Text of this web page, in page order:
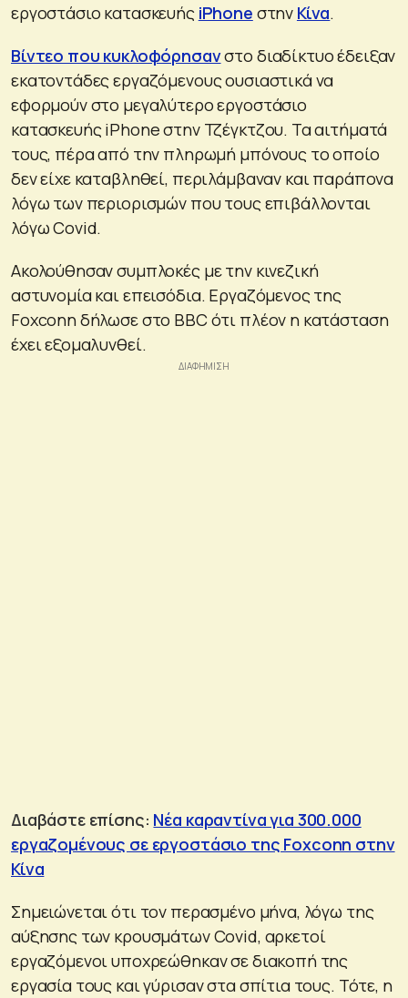
εργοστάσιο κατασκευής iPhone στην Κίνα.
Βίντεο που κυκλοφόρησανστο διαδίκτυο έδειξαν
εκατοντάδες εργαζόμενους ουσιαστικά να
εφορμούν στο μεγαλύτερο εργοστάσιο
κατασκευής iPhone στην Τζέγκτζου. Τα αιτήματά
τους, πέρα από την πληρωμή μπόνους το οποίο
δεν είχε καταβληθεί, περιλάμβαναν και παράπονα
λόγω των περιορισμών που τους επιβάλλονται
λόγω Covid.
Ακολούθησαν συμπλοκές με την κινεζική
αστυνομία και επεισόδια. Εργαζόμενος της
Foxconn δήλωσε στο BBC ότι πλέον η κατάσταση
έχει εξομαλυνθεί.
Διαβάστε επίσης: Νέα καραντίνα για 300.000
εργαζομένους σε εργοστάσιο της Foxconn στην
Κίνα
Σημειώνεται ότι τον περασμένο μήνα, λόγω της
αύξησης των κρουσμάτων Covid, αρκετοί
εργαζόμενοι υποχρεώθηκαν σε διακοπή της
εργασία τους και γύρισαν στα σπίτια τους. Τότε, η